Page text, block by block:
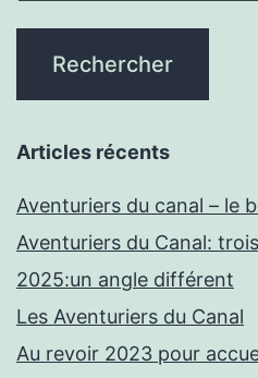
Articles récents
Aventuriers du canal – le
Aventuriers du Canal:
2025:un angle différent
Les Aventuriers du Canal
Au revoir 2023 pour